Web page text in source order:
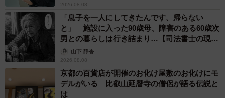
2026.08.08
「息子を一人にしてきたんです、帰らない
と」 施設に入った90歳母、障害のある60歳次
男との暮らしは行き詰まり…【司法書士の現場
から】山下 静香
2026.08.08
京都の百貨店が開催のお化け屋敷のお化けにモ
デルがいる 比叡山延暦寺の僧侶が語る伝説と
は